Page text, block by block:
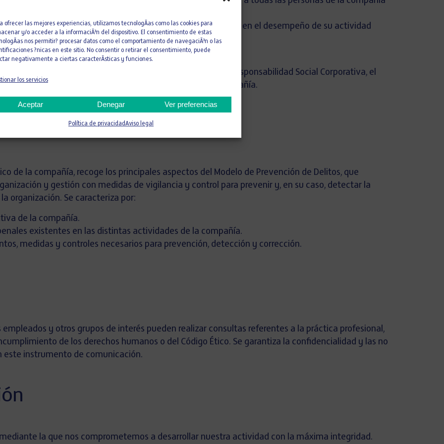
ofrecer las mejores experiencias, utilizamos tecnologÃ­as como las cookies para
y/o acceder a la informaciÃ³n del dispositivo. El consentimiento de estas
nos permitir? procesar datos como el comportamiento de navegaciÃ³n o las
?nicas en este sitio. No consentir o retirar el consentimiento, puede
negativamente a ciertas caracterÃ­sticas y funciones.
los servicios
Aceptar Denegar Ver preferencias
Política de privacidadAviso legal
delictivos o ilícitos por las personas acogidas a este Código, en el desempeño de su actividad
y control necesarios para garantizar su cumplimiento.
las Naciones Unidas en materia de Derechos Humanos y Responsabilidad Social Corporativa, el
y las diferentes políticas y normativa interna de la compañía.
de delitos
de la compañía, recoge los principales aspectos del Modelo de Prevención de Delitos, que
y gestión con medidas de vigilancia y control para prevenir y, en su caso, detectar la
organización. Se caracteriza por:
de la compañía.
existentes en las distintas actividades de la compañía.
medidas y controles necesarios para prevención, detección y corrección.
empleados y otros grupos de interés pueden realizar consultas referentes a la práctica profesional,
de los derechos humanos o del Código Ético. Se garantiza la confidencialidad y las no
este instrumento de comunicación.
la que nos comprometemos a desarrollar nuestra actividad con la máxima integridad.